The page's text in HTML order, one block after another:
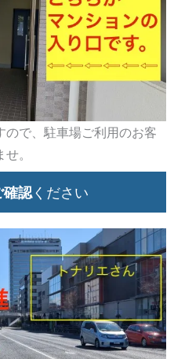
で、駐車場ご利用のお客
。
確認ください